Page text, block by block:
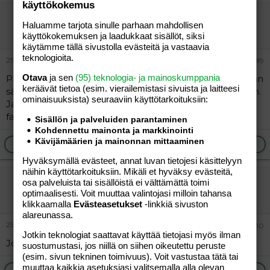
Jäsen
25.02.2015 #9
Pääsee mukaan
pistä vaikka tohon shinyn laittamaan
sähköpostiin viestiä niin sitten hän pystyy sut lisäilemään.
Ja ryhmä on täysin salainen sitä ei voi hakemalla
facebookista löytää.
Ilmoita asiaton viesti
Shiny
Jäsen
25.02.2015 #10
Joo, laita viestiä niin lisäillään mukaan!
käyttökokemus
Haluamme tarjota sinulle parhaan mahdollisen
käyttökokemuksen ja laadukkaat sisällöt, siksi
käytämme tällä sivustolla evästeitä ja vastaavia
teknologioita.
Otavaja sen (95) teknologia- ja mainoskumppania
keräävät tietoa (esim. vierailemis­tasi sivuista ja laitteesi
ominaisuuk­sista) seuraaviin käyttötarkoituksiin:
Sisällön ja palveluiden parantaminen
Kohdennettu mainonta ja markkinointi
Kävijämäärien ja mainonnan mittaaminen
Hyväksymällä evästeet, annat luvan tietojesi käsittelyyn
näihin käyttötarkoituksiin. Mikäli et hyväksy evästeitä,
osa palveluista tai sisällöistä ei välttämättä toimi
optimaalisesti. Voit muuttaa valintojasi milloin tahansa
klikkaamalla Evästeasetukset -linkkiä sivuston
alareunassa.
Jotkin teknologiat saattavat käyttää tietojasi myös ilman
suostumustasi, jos niillä on siihen oikeutettu peruste
(esim. sivun tekninen toimivuus). Voit vastustaa tätä tai
muuttaa kaikkia asetuksiasi valitsemalla alla olevan